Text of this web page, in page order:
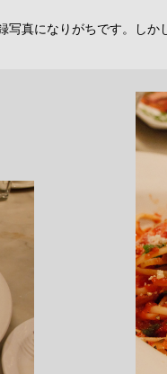
真になりがちです。し